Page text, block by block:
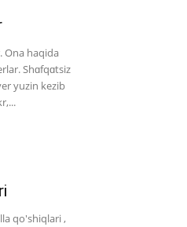
Ona haqida
Shɑfqɑtsiz
yuzin kezib
qo'shiqlari ,